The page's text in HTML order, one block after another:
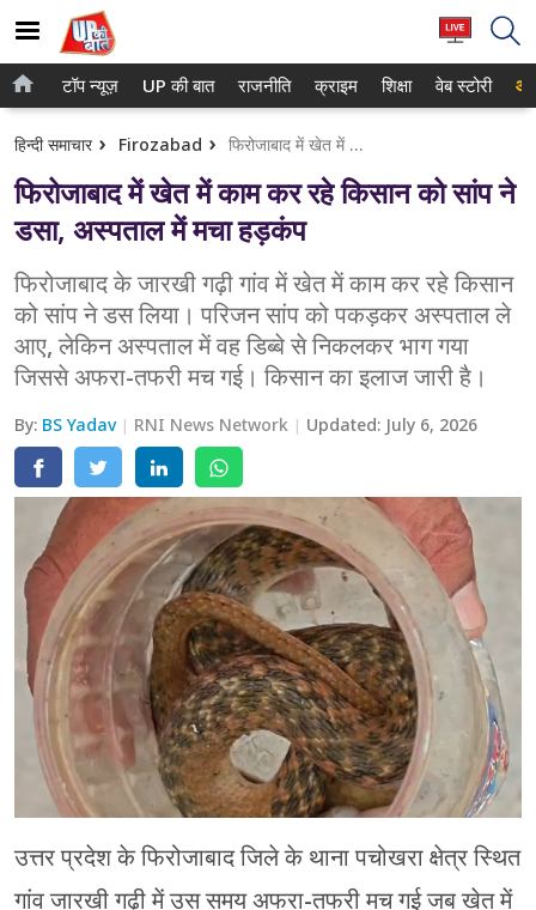
होम
टॉप न्यूज़
UP की बात
क्राइम
शिक्षा
वेब स्टोरी
टॉप न्यूज़ UP की बात राजनीति क्राइम शिक्षा वेब स्टोरी
हिन्दी समाचार Firozabad फिरोजाबाद में खेत में काम कर रहे किसान को सांप ने डसा, अस्पताल में मचा हड़कंप
फिरोजाबाद में खेत में काम कर रहे किसान को सांप ने
डसा, अस्पताल में मचा हड़कंप
फिरोजाबाद के जारखी गढ़ी गांव में खेत में काम कर रहे किसान
को सांप ने डस लिया। परिजन सांप को पकड़कर अस्पताल ले
आए, लेकिन अस्पताल में वह डिब्बे से निकलकर भाग गया
जिससे अफरा-तफरी मच गई। किसान का इलाज जारी है।
By: BS Yadav RNI News Network Updated: July 6, 2026
उत्तर प्रदेश के फिरोजाबाद जिले के थाना पचोखरा क्षेत्र स्थित
गांव जारखी गढ़ी में उस समय अफरा-तफरी मच गई जब खेत में
गाजियाबाद
लखनऊ
वाराणसी
आगरा
अयोध्या
अलीगढ़
मथुरा
मेरठ
मुरादाबाद
गोरखपुर
प्रयागराज
रामपुर